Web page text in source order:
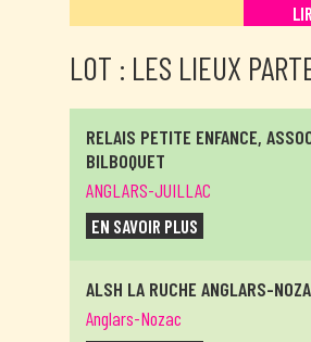
LOT : LES LIEUX
RELAIS PETITE ENFANCE,
BILBOQUET
ANGLARS-JUILLAC
EN SAVOIR PLUS
ALSH LA RUCHE ANGLARS-
Anglars-Nozac